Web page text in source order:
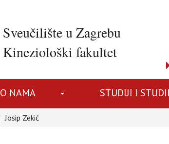
Sveučilište u Zagrebu
Kineziološki fakultet
O NAMA STUDIJI I
Josip Zekić